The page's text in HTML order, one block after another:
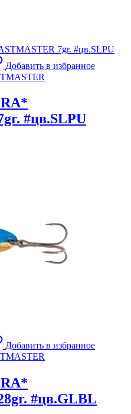
Добавить в избранное
#цв.SLPU
Добавить в избранное
#цв.GLBL